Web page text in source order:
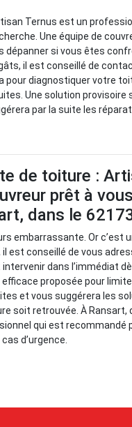
Ternus est un
Une équipe de
dépanner si vous êtes
il est conseillé de
pour diagnostiquer votre
Une solution provisoire
par la suite les
de toiture :
prêt à vous
dans le
embarrassante. Or c’est
est conseillé de vous
dans l’immédiat
efficace proposée pour
et vous suggérera les
soit retrouvée. À Ransart,
qui est recommandé
d’urgence.